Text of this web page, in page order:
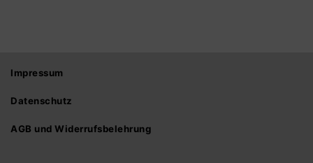
Impressum
Datenschutz
AGB und Widerrufsbelehrung